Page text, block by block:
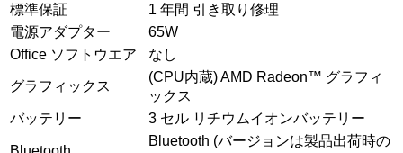
標準保証
1 年間 引き取り修理
電源アダプター
65W
Office ソフトウエア
なし
グラフィックス
(CPU内蔵) AMD Radeon™ グラフィ
ックス
バッテリー
3 セル リチウムイオンバッテリー
Bluetooth (バージョンは製品出荷時の